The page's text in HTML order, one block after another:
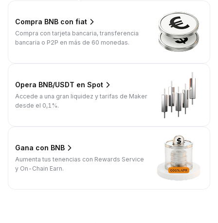
Compra BNB con fiat
Compra con tarjeta bancaria, transferencia
bancaria o P2P en más de 60 monedas.
Opera BNB/USDT en Spot
Accede a una gran liquidez y tarifas de Maker
desde el 0,1%.
Gana con BNB
Aumenta tus tenencias con Rewards Service
y On-Chain Earn.